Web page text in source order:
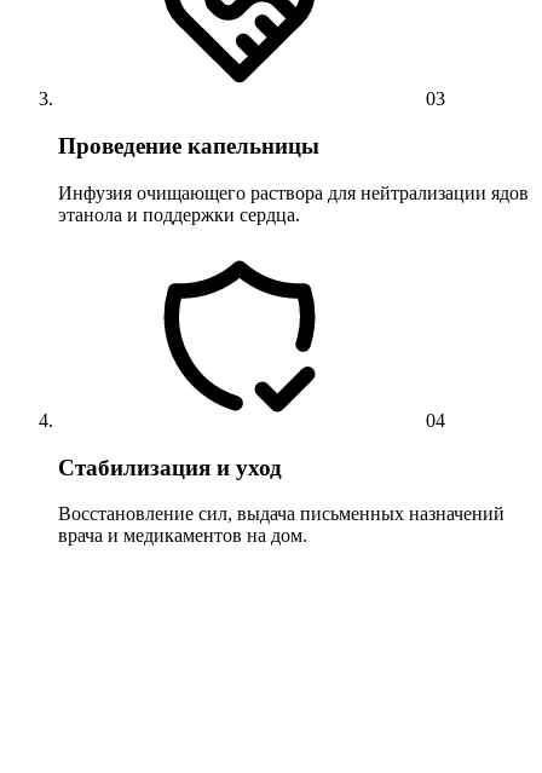
03
Проведение капельницы
Инфузия очищающего раствора для нейтрализации ядов
этанола и поддержки сердца.
04
Стабилизация и уход
Восстановление сил, выдача письменных назначений
врача и медикаментов на дом.